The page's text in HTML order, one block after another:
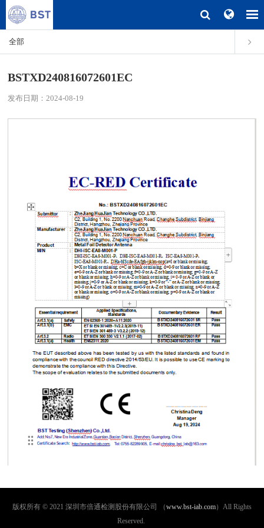
全部
BSTXD240816072601EC
发布日期：2024-08-19
版权所有 © 2021 深圳市倍通检测股份有限公司 （www.bst-iab.com）All Rights
Reserved.